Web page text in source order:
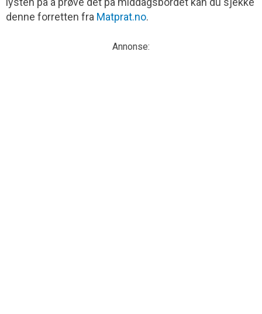
denne forretten fra Matprat.no.
Annonse: